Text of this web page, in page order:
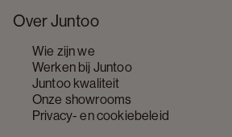
Over Juntoo
Wie zijn we
Werken bij Juntoo
Juntoo kwaliteit
Onze showrooms
Privacy- en cookiebeleid